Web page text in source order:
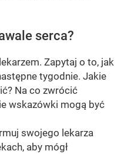
serca?
Zapytaj o to, jak
tygodnie. Jakie
Na co zwrócić
wskazówki mogą być
swojego lekarza
aby mógł